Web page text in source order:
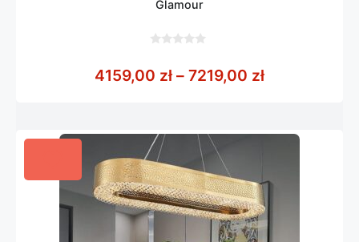
Glamour
5
4159,00 zł – 7219,00 złZakres cen: